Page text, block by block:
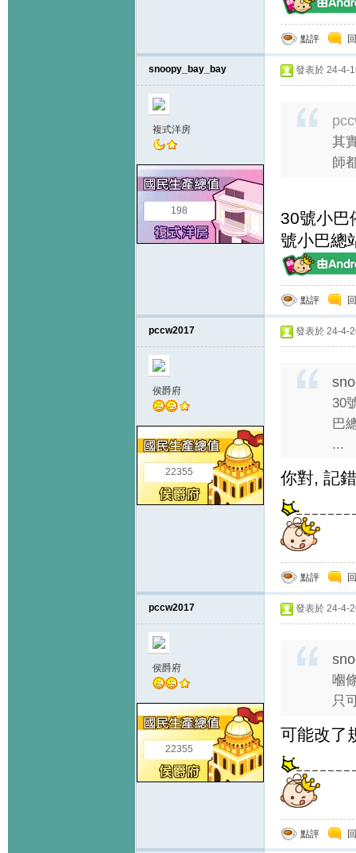
點評
snoopy_bay_bay
複式洋房
198
發表於 24-4-
其
師
30號小巴
號小巴總
點評
pccw2017
侯爵府
22355
發表於 24-4-
30
巴
...
你對, 記
點評
pccw2017
侯爵府
22355
發表於 24-4-
嗰
只
可能改了
點評